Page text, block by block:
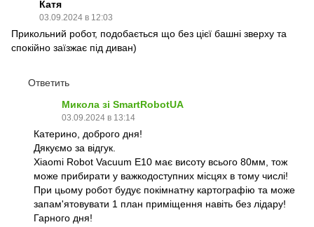
Катя
03.09.2024 в 12:03
Прикольний робот, подобається що без цієї башні зверху та
спокійно заїзжає під диван)
Ответить
Микола зі SmartRobotUA
03.09.2024 в 13:14
Катерино, доброго дня!
Дякуємо за відгук.
Xiaomi Robot Vacuum E10 має висоту всього 80мм, тож
може прибирати у важкодоступних місцях в тому числі!
При цьому робот будує покімнатну картографію та може
запам'ятовувати 1 план приміщення навіть без лідару!
Гарного дня!